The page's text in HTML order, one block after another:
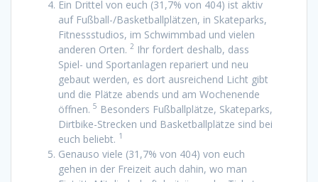
Ein Drittel von euch (31,7% von 404) ist aktiv
auf Fußball-/Basketballplätzen, in Skateparks,
Fitnessstudios, im Schwimmbad und vielen
anderen Orten. 2 Ihr fordert deshalb, dass
Spiel- und Sportanlagen repariert und neu
gebaut werden, es dort ausreichend Licht gibt
und die Plätze abends und am Wochenende
öffnen. 5 Besonders Fußballplätze, Skateparks,
Dirtbike-Strecken und Basketballplätze sind bei
euch beliebt. 1
Genauso viele (31,7% von 404) von euch
gehen in der Freizeit auch dahin, wo man